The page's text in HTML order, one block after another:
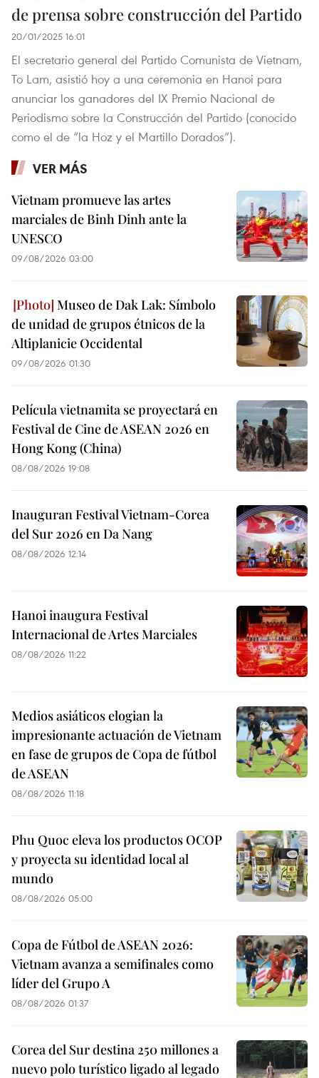
de prensa sobre construcción del Partido
20/01/2025 16:01
El secretario general del Partido Comunista de Vietnam,
To Lam, asistió hoy a una ceremonia en Hanoi para
anunciar los ganadores del IX Premio Nacional de
Periodismo sobre la Construcción del Partido (conocido
como el de “la Hoz y el Martillo Dorados”).
VER MÁS
Vietnam promueve las artes
marciales de Binh Dinh ante la
UNESCO
09/08/2026 03:00
Museo de Dak Lak: Símbolo
de unidad de grupos étnicos de la
Altiplanicie Occidental
09/08/2026 01:30
Película vietnamita se proyectará en
Festival de Cine de ASEAN 2026 en
Hong Kong (China)
08/08/2026 19:08
Inauguran Festival Vietnam-Corea
del Sur 2026 en Da Nang
08/08/2026 12:14
Hanoi inaugura Festival
Internacional de Artes Marciales
08/08/2026 11:22
Medios asiáticos elogian la
impresionante actuación de Vietnam
en fase de grupos de Copa de fútbol
de ASEAN
08/08/2026 11:18
Phu Quoc eleva los productos OCOP
y proyecta su identidad local al
mundo
08/08/2026 05:00
Copa de Fútbol de ASEAN 2026:
Vietnam avanza a semifinales como
líder del Grupo A
08/08/2026 01:37
Corea del Sur destina 250 millones a
nuevo polo turístico ligado al legado